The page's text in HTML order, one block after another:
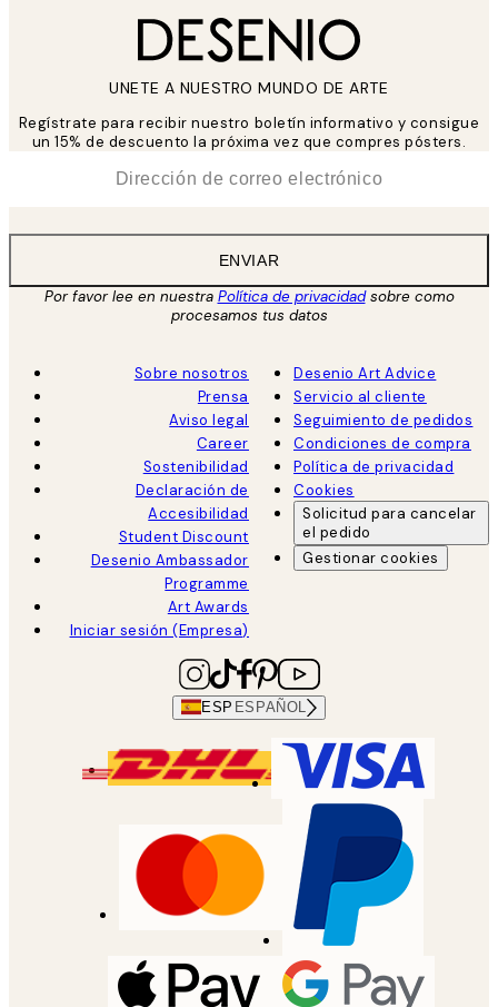
UNETE A NUESTRO MUNDO DE ARTE
Regístrate para recibir nuestro boletín informativo y consigue
un 15% de descuento la próxima vez que compres pósters.
ENVIAR
Por favor lee en nuestra Política de privacidadsobre como
procesamos tus datos
Sobre nosotros
Prensa
Aviso legal
Career
Sostenibilidad
Declaración de
Accesibilidad
Student Discount
Desenio Ambassador
Programme
Art Awards
Iniciar sesión (Empresa)
Desenio Art Advice
Servicio al cliente
Seguimiento de pedidos
Condiciones de compra
Política de privacidad
Cookies
Solicitud para cancelar
el pedido
Gestionar cookies
ESP ESPAÑOL